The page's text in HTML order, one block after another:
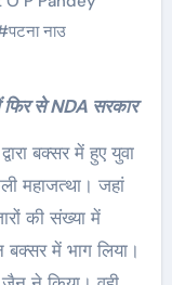
पटना नाउ
से NDA सरकार
बक्सर में हुए युवा
महाजत्था। जहां
की संख्या में
में भाग लिया।